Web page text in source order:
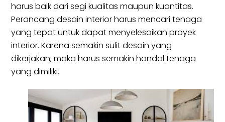
harus baik dari segi kualitas maupun kuantitas.
Perancang desain interior harus mencari tenaga
yang tepat untuk dapat menyelesaikan proyek
interior. Karena semakin sulit desain yang
dikerjakan, maka harus semakin handal tenaga
yang dimiliki.